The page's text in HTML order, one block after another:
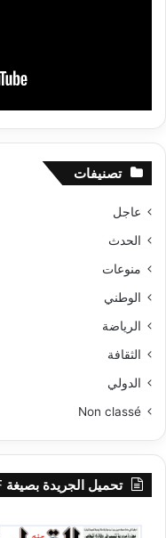
تصنيفات
عاجل
الحدث
منوعات
الوطني
الرياضة
الثقافة
الدولي
Non classé
تحميل الجريدة بصيغة PDF